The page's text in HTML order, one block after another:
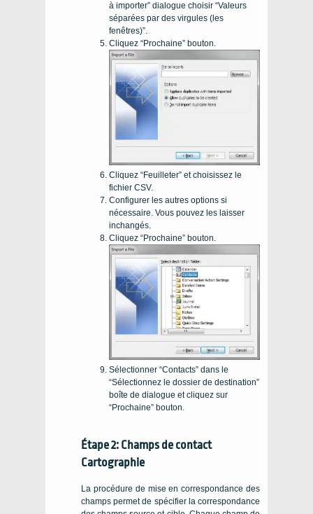
à importer” dialogue choisir “Valeurs
séparées par des virgules (les
fenêtres)”.
Cliquez “Prochaine” bouton.
Cliquez “Feuilleter” et choisissez le
fichier CSV.
Configurer les autres options si
nécessaire. Vous pouvez les laisser
inchangés.
Cliquez “Prochaine” bouton.
Sélectionner “Contacts” dans le
“Sélectionnez le dossier de destination”
boîte de dialogue et cliquez sur
“Prochaine” bouton.
Étape 2: Champs de contact
Cartographie
La procédure de mise en correspondance des
champs permet de spécifier la correspondance